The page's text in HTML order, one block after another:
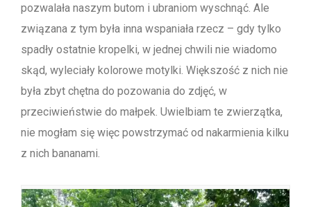
pozwalała naszym butom i ubraniom wyschnąć. Ale
związana z tym była inna wspaniała rzecz – gdy tylko
spadły ostatnie kropelki, w jednej chwili nie wiadomo
skąd, wyleciały kolorowe motylki. Większość z nich nie
była zbyt chętna do pozowania do zdjęć, w
przeciwieństwie do małpek. Uwielbiam te zwierzątka,
nie mogłam się więc powstrzymać od nakarmienia kilku
z nich bananami.